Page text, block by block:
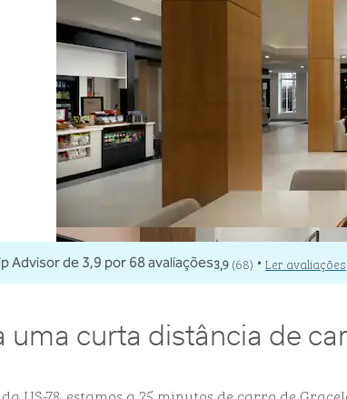
3,9(68) • Ler avaliações
uma curta distância de